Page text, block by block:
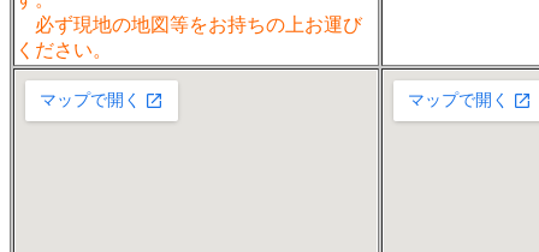
必ず現地の地図等をお持ちの上お運び
ください。